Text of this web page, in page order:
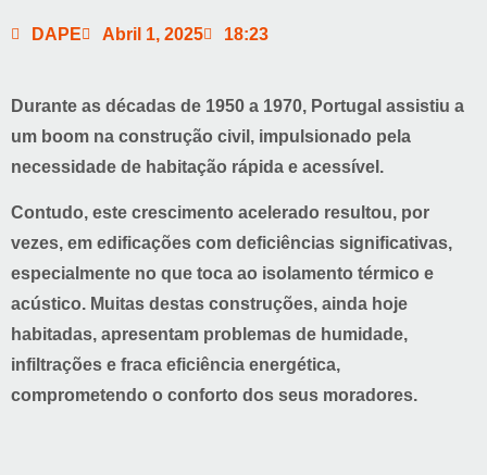
DAPE Abril 1, 2025 18:23
Durante as décadas de 1950 a 1970, Portugal assistiu a
um boom na construção civil, impulsionado pela
necessidade de habitação rápida e acessível.
Contudo, este crescimento acelerado resultou, por
vezes, em edificações com deficiências significativas,
especialmente no que toca ao isolamento térmico e
acústico. Muitas destas construções, ainda hoje
habitadas, apresentam problemas de humidade,
infiltrações e fraca eficiência energética,
comprometendo o conforto dos seus moradores.